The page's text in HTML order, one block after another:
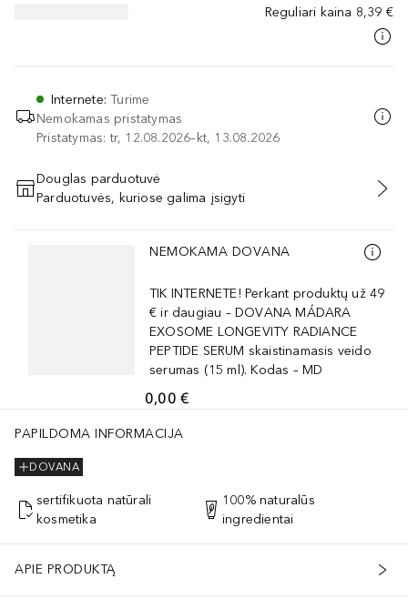
Reguliari kaina 8,39 €
Internete:Turime
Nemokamas pristatymas
Pristatymas: tr, 12.08.2026–kt, 13.08.2026
PRIDĖTI Į KREPŠELĮ
Douglas parduotuvė
Parduotuvės, kuriose galima įsigyti
Praleisti slankiklį
NEMOKAMA DOVANA
TIK INTERNETE! Perkant produktų už 49
€ ir daugiau – DOVANA MÁDARA
EXOSOME LONGEVITY RADIANCE
PEPTIDE SERUM skaistinamasis veido
serumas (15 ml). Kodas – MD
0,00 €
PAPILDOMA INFORMACIJA
DOVANA
sertifikuota natūrali
kosmetika
100% naturalūs
ingredientai
APIE PRODUKTĄ